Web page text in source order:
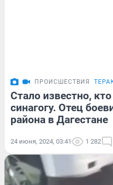
ПРОИСШЕСТВИЯ
Стало известно,
синагогу. Отец
района в Дагестане
24 июня, 2024, 03:41 1 282